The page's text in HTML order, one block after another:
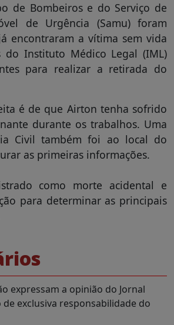
de Bombeiros e do Serviço de
de Urgência (Samu) foram
encontraram a vítima sem vida
do Instituto Médico Legal (IML)
para realizar a retirada do
é de que Airton tenha sofrido
durante os trabalhos. Uma
Civil também foi ao local do
as primeiras informações.
como morte acidental e
para determinar as principais
expressam a opinião do Jornal
de exclusiva responsabilidade do